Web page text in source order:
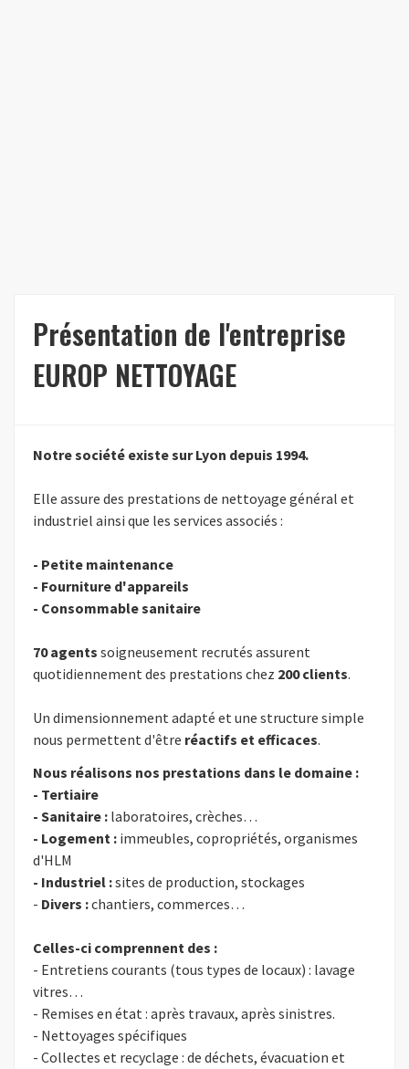
Présentation de l'entreprise
EUROP NETTOYAGE
Notre société existe sur Lyon depuis 1994.
Elle assure des prestations de nettoyage général et
industriel ainsi que les services associés :
- Petite maintenance
- Fourniture d'appareils
- Consommable sanitaire
70 agents soigneusement recrutés assurent
quotidiennement des prestations chez 200 clients.
Un dimensionnement adapté et une structure simple
nous permettent d'être réactifs et efficaces.
Nous réalisons nos prestations dans le domaine :
- Tertiaire
- Sanitaire : laboratoires, crèches…
- Logement : immeubles, copropriétés, organismes
d'HLM
- Industriel :sites de production, stockages
- Divers :chantiers, commerces…
Celles-ci comprennent des :
- Entretiens courants (tous types de locaux) : lavage
vitres…
- Remises en état : après travaux, après sinistres.
- Nettoyages spécifiques
- Collectes et recyclage : de déchets, évacuation et